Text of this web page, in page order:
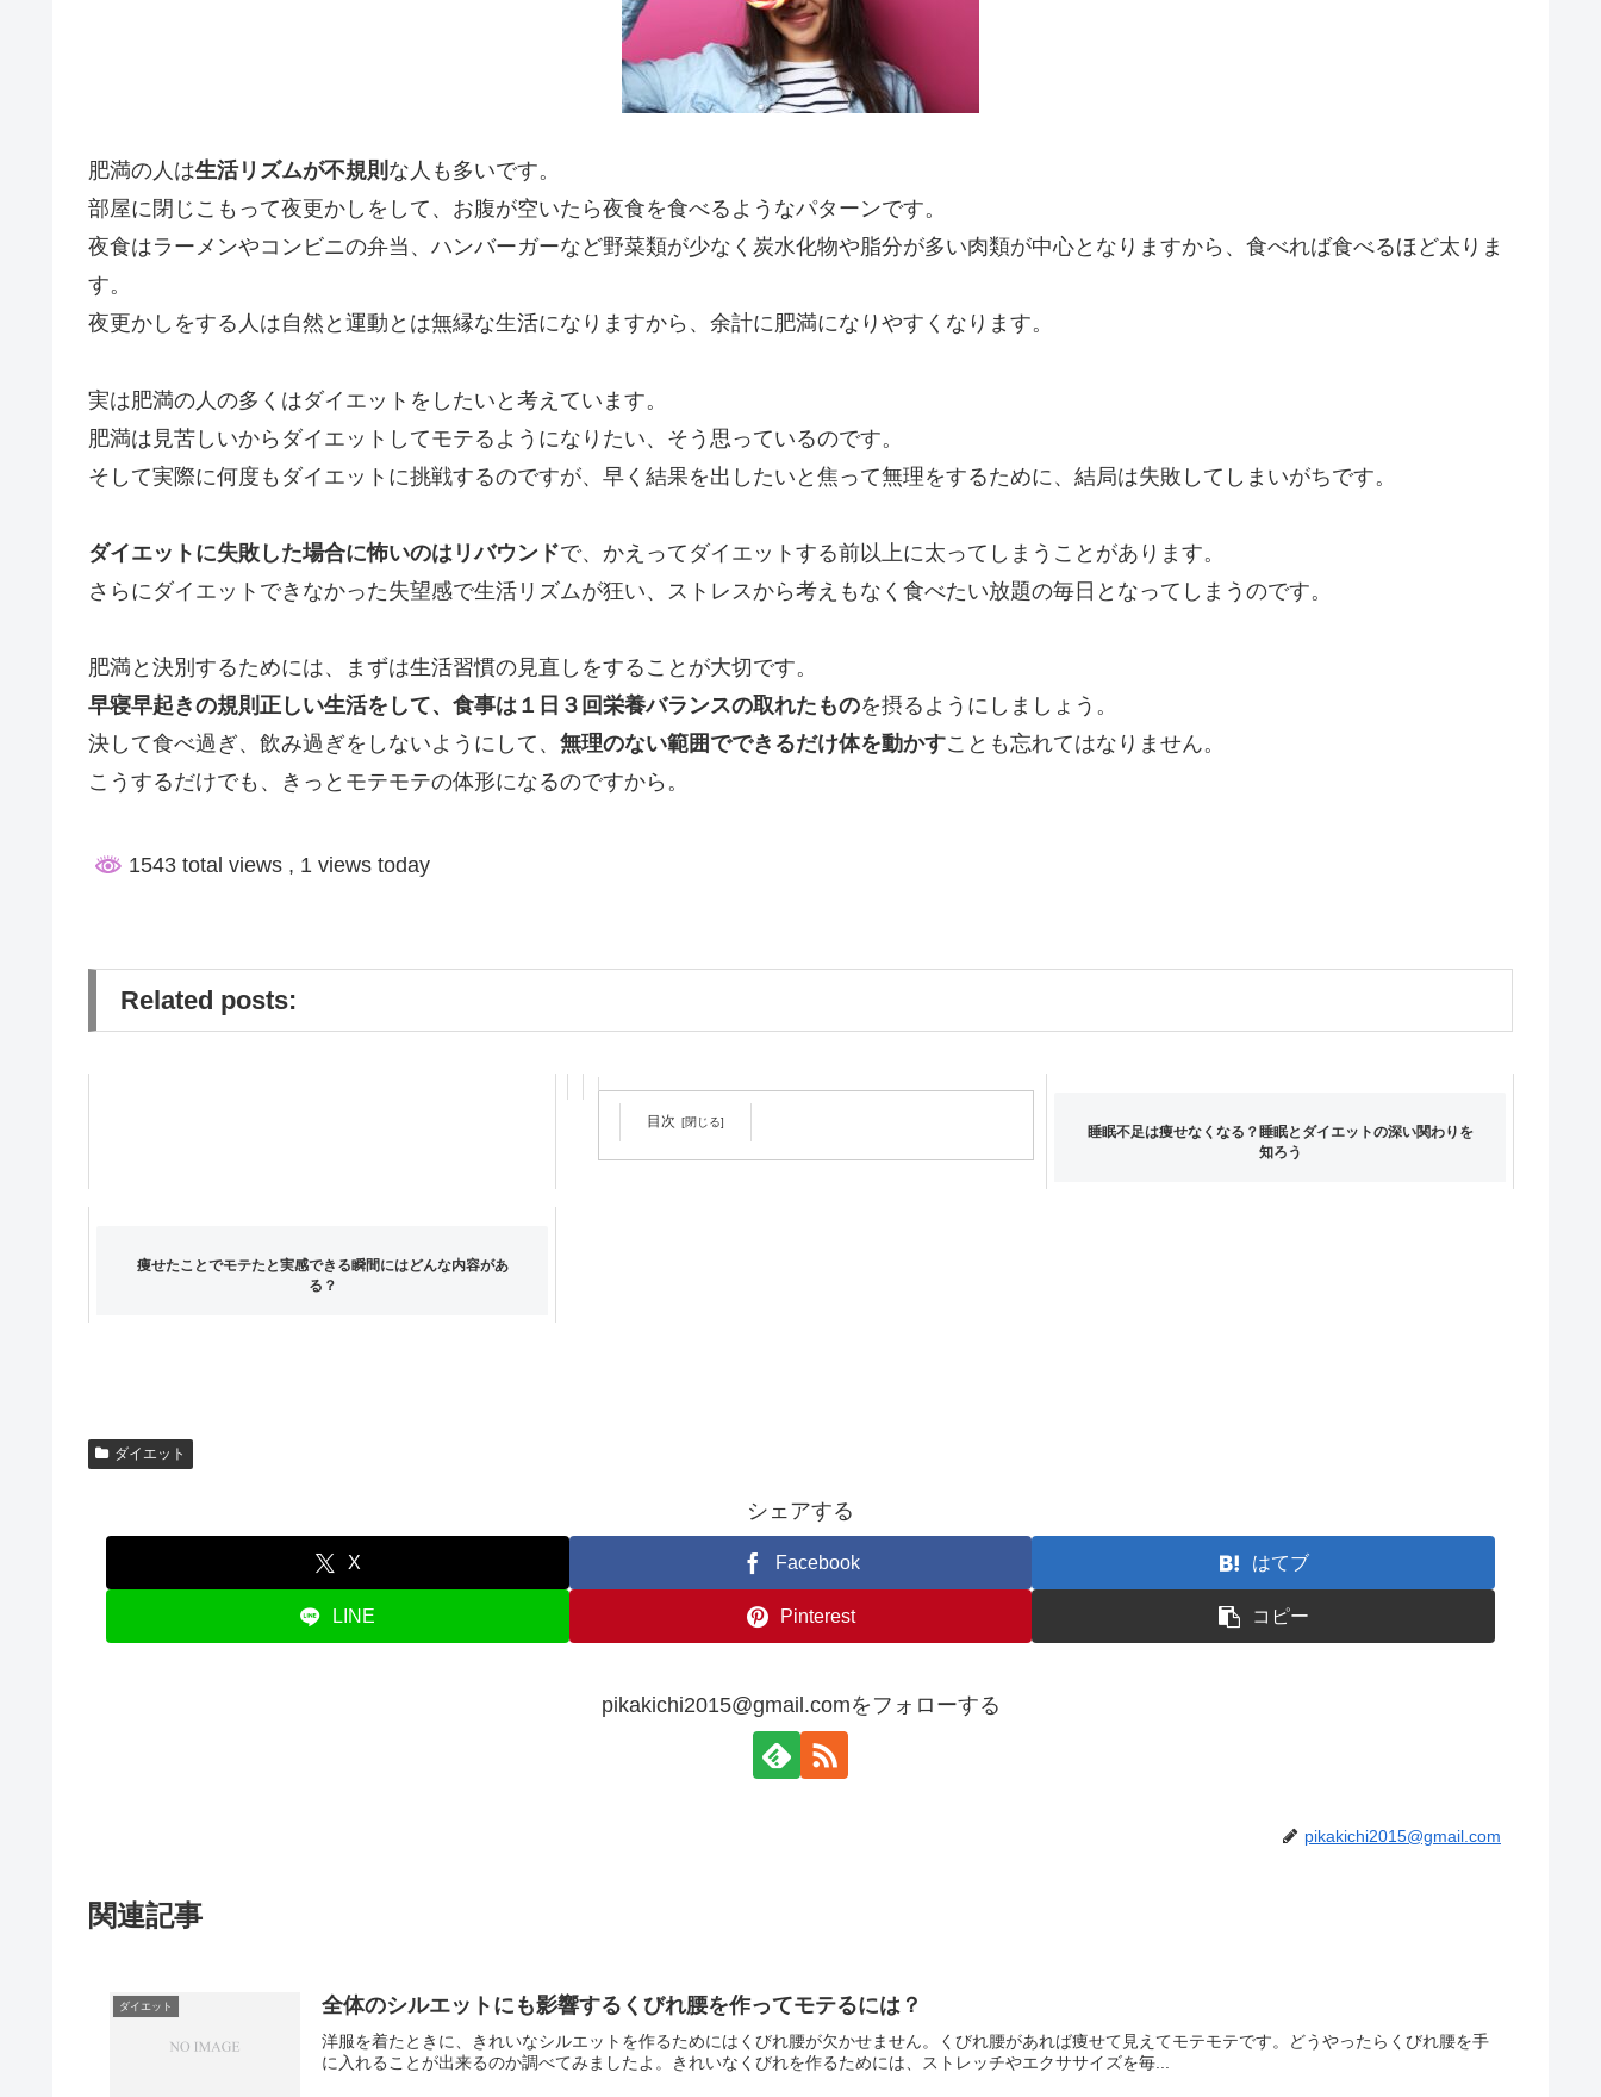
肥満の人は生活リズムが不規則 な人も多いです。
部屋に閉じこもって夜更かしをして、お腹が空いたら夜食を食べるようなパターンです。
夜食はラーメンやコンビニの弁当、ハンバーガーなど野菜類が少なく炭水化物や脂分が多い肉類が中心となりますから、食べれば食べるほど太りま
す。
夜更かしをする人は自然と運動とは無縁な生活になりますから、余計に肥満になりやすくなります。
実は肥満の人の多くはダイエットをしたいと考えています。
肥満は見苦しいからダイエットしてモテるようになりたい、そう思っているのです。
そして実際に何度もダイエットに挑戦するのですが、 早く結果を出したいと焦って無理をするために、結局は失敗してしまいがちです。
ダイエットに失敗した場合に怖いのはリバウンドで、かえってダイエットする前以上に太ってしまうことがあります。
さらにダイエットできなかった失望感で生活リズムが狂い、ストレスから考えもなく食べたい放題の毎日となってしまうのです。
肥満と決別するためには、まずは生活習慣の見直し をすることが大切です。
早寝早起きの規則正しい生活をして、食事は１日３回栄養バランスの取れたものを摂るようにしましょう。
決して食べ過ぎ、飲み過ぎをしないようにして、 無理のない範囲でできるだけ体を動かすことも忘れてはなりません。
こうするだけでも、きっとモテモテの体形になるのですから。
1543 total views , 1 views today
Related posts:
目次
睡眠不足は痩せなくなる？睡眠とダイエットの深い関わりを
知ろう
痩せたことでモテたと実感できる瞬間にはどんな内容があ
る？
ダイエット
シェアする
X Facebook はてブ
LINE Pinterest コピー
pikakichi2015@gmail.comをフォローする
pikakichi2015@gmail.com
関連記事
ダイエット 全体のシルエットにも影響するくびれ腰を作ってモテるには？
洋服を着たときに、きれいなシルエットを作るためにはくびれ腰が欠かせません。くびれ腰があれば痩せて見えてモテモテです。どうやったらくびれ腰を手
に入れることが出来るのか調べてみましたよ。きれいなくびれを作るためには、ストレッチやエクササイズを毎...